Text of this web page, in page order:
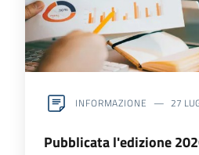
INFORMAZIONE 27
Pubblicata l'edizione